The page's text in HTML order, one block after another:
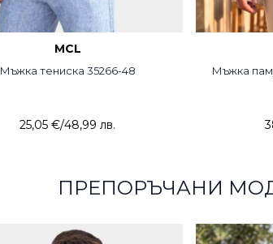
MCL
Мъжка тениска 35266-48
25,05 €/48,99 лв.
Мъжка
ПРЕПОРЪЧАНИ